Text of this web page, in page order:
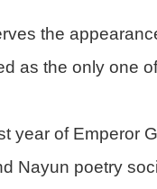
the
as the only one
year of Emperor
Nayun poetry